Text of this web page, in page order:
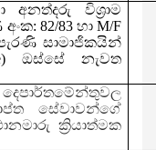
අනත්දරු විශ්‍රාම
අංක: 82/83හා M/F
සාමාජිකයින්
ඔස්සේ නැවත
සේවාවන්ගේ
ක්‍රියාත්මක